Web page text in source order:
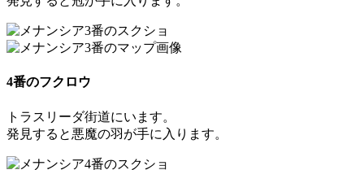
4番のフクロウ
トラスリーダ街道にいます。
発見すると 悪魔の羽 が手に入ります。